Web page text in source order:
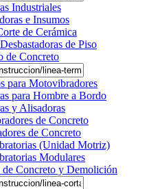
Industriales
e Insumos
de Cerámica
de Piso
de Concreto
para Motovibradores
para Hombre a Bordo
y Alisadoras
de Concreto
de Concreto
(Unidad Motriz)
Modulares
Concreto y Demolición